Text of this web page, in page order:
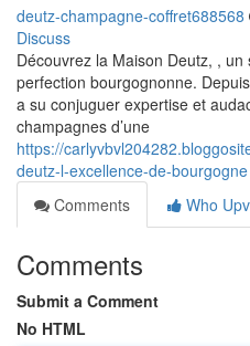
deutz-champagne-coffret688568
Discuss
Découvrez la Maison Deutz, , un
perfection bourgognonne.
a su conjuguer expertise et
champagnes d’une
https://
deutz-l-excellence-de-bourgogne
Comments
Who
Comments
Submit a Comment
No HTML